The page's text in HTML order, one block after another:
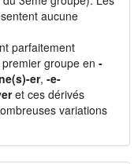
aucune
parfaitement
groupe en -
er, -e-
et ces dérivés
variations